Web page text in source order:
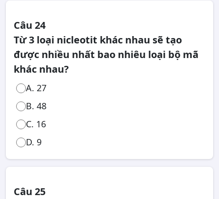
Câu 24
Từ 3 loại nicleotit khác nhau sẽ tạo
được nhiều nhất bao nhiêu loại bộ mã
khác nhau?
A. 27
B. 48
C. 16
D. 9
Câu 25